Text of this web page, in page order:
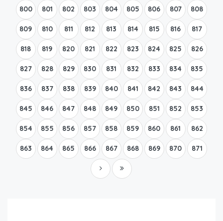
800 801 802 803 804 805 806 807 808
809 810 811 812 813 814 815 816 817
818 819 820 821 822 823 824 825 826
827 828 829 830 831 832 833 834 835
836 837 838 839 840 841 842 843 844
845 846 847 848 849 850 851 852 853
854 855 856 857 858 859 860 861 862
863 864 865 866 867 868 869 870 871